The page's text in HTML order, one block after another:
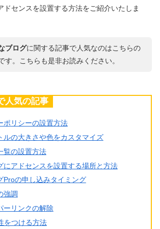
ドセンスを設置する方法をご紹介いたしま
ブログに関する記事で人気なのはこちらの
す。こちらも是非お読みください。
人気の記事
ポリシーの設置方法
ルの大きさや色をカスタマイズ
覧の設置方法
にアドセンスを設置する場所と方法
Proの申し込みタイミング
強調
ーリンクの解除
をつける方法